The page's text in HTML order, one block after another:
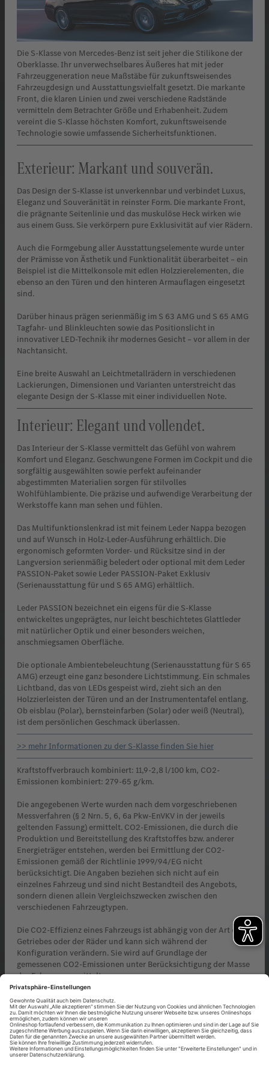
Die S-Klasse von Mercedes-Benz ist seit jeher die Stilikone der
Oberklasse. Ihr unverwechselbares Äußeres hat mit jeder
Fahrzeuggeneration neue Maßstäbe für zukunftsweisendes
Fahrzeugdesign und Ausstattungsvielfalt gesetzt. Die markante
Front, die klaren Linien und zwei verschiedene Radstände
vermitteln dem Betrachter Größe und Erhabenheit. Zudem
vereint die S-Klasse höchsten Komfort, zukunftsweisende
Technologie sowie umfassende Sicherheitsfunktionen.
Exterieur: Markant und souverän.
Das Design der S-Klasse ist unverkennbar und verbindet Luxus,
Eleganz und Souveränität in reinster Form. Die markante Front,
die prägnante Seitenlinie und das muskulöse Heck wirken wie
aus einem Guss. Sie verkörpern pure Exklusivität auf vier Rädern.
Auch die Formgebung aller Ausstattungselemente wurde unter
der Prämisse von Ästhetik und Funktionalität überarbeitet – ein
Beispiel ist die Mittelkonsole mit edlen Holzzierelementen, die
ebenso an den Türen und den hinteren Armauflagen eingesetzt
sind.
Darüber hinaus prägen serienmäßig im S 63 AMG und S 65 AMG
Tagfahr- und Blinkleuchten sowie das Positionslicht in
innovativer LED-Technik ihr modernes Gesicht – vor allem in der
Nachtansicht.
Eine breite Auswahl an Leichtmetallrädern in verschiedenen
Lackierungen, Dimensionen und Varianten unterstreicht das
elegante Design der S-Klasse mit einer individuellen Note.
Interieur: Elegant und vollendet.
Das Interieur der S-Klasse vermittelt das Gefühl von wahrem
Komfort und Eleganz. Geschwungene Formen im Cockpit und die
sorgfältig ausgewählten sowie perfekt aufeinander
abgestimmten Materialien sorgen für stilvolles
Wohlfühlambiente. Die präzise und aufwendige Verarbeitung der
Werkstoffe kann man sehen und fühlen.
Das Multifunktionslenkrad ist mit feinem Leder Nappa bezogen
und auf Wunsch in Holz-Leder-Ausführung erhältlich. Die
ergonomisch geformten Vorder- und Rücksitze sind in der
Langversion serienmäßig beledert oder optional mit dem Leder
PASSION-Paket sowie Leder PASSION-Paket Exklusiv
(Serienausstattung für und S 65 AMG) erhältlich.
Leder PASSION bezeichnet ein eigens für die S-Klasse
entwickeltes ungeprägtes, nur leicht beschichtetes Glattleder
mit natürlicher Optik und einer besonders weichen,
anschmiegsamen Oberfläche.
Die optionale Ambientebeleuchtung (Serienausstattung für S 65
AMG) erzeugt eine ganz besondere Lichtstimmung. Ein schmales
Lichtband, das von LEDs gespeist wird, zieht sich an den
Holzzierleisten der Türen und an der Instrumententafel entlang.
Ob eisblau (Polar), bernsteinfarben (Solar) oder weiß (Neutral),
ist dem persönlichen Geschmack überlassen.
>> mehr Informationen zu der S-Klasse finden Sie hier
Kraftstoffverbrauch kombiniert: 11,9-2,8 l/100 km, CO2-
Emissionen kombiniert: 279-65 g/km.
Die angegebenen Werte wurden nach dem vorgeschriebenen
Messverfahren (§ 2 Nrn. 5, 6, 6a Pkw-EnVKV in der jeweils
geltenden Fassung) ermittelt. CO2-Emissionen, die durch die
Produktion und Bereitstellung des Kraftstoffes bzw. anderer
Energieträger entstehen, werden bei Ermittlung der CO2-
Emissionen gemäß der Richtlinie 1999/94/EG nicht
berücksichtigt. Die Angaben beziehen sich nicht auf ein
einzelnes Fahrzeug und sind nicht Bestandteil des Angebots,
sondern dienen allein Vergleichszwecken zwischen den
verschiedenen Fahrzeugtypen.
Die CO2-Effizienz eines Fahrzeugs ist abhängig von der Art des
Getriebes oder der Räder und kann sich während der
Konfiguration verändern. Sie wird auf Grundlage der
gemessenen CO2-Emissionen unter Berücksichtigung der Masse
des Fahrzeugs ermittelt.
Weitere Informationen zum offiziellen Kraftstoffverbrauch und
den offiziellen spezifischen CO2-Emissionen neuer
Personenkraftwagen können dem Leitfaden über den
Kraftstoffverbrauch, die CO2-Emissionen und den
Stromverbrauch neuer Personenkraftwagen entnommen werden,
der an allen Verkaufsstellen und bei DAT Deutsche Automobil